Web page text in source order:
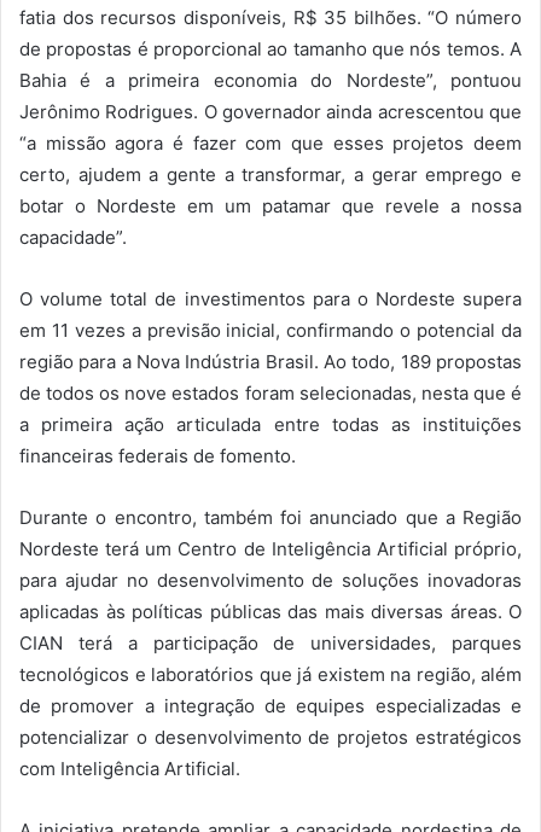
fatia dos recursos disponíveis, R$ 35 bilhões. “O número
de propostas é proporcional ao tamanho que nós temos. A
Bahia é a primeira economia do Nordeste”, pontuou
Jerônimo Rodrigues. O governador ainda acrescentou que
“a missão agora é fazer com que esses projetos deem
certo, ajudem a gente a transformar, a gerar emprego e
botar o Nordeste em um patamar que revele a nossa
capacidade”.
O volume total de investimentos para o Nordeste supera
em 11 vezes a previsão inicial, confirmando o potencial da
região para a Nova Indústria Brasil. Ao todo, 189 propostas
de todos os nove estados foram selecionadas, nesta que é
a primeira ação articulada entre todas as instituições
financeiras federais de fomento.
Durante o encontro, também foi anunciado que a Região
Nordeste terá um Centro de Inteligência Artificial próprio,
para ajudar no desenvolvimento de soluções inovadoras
aplicadas às políticas públicas das mais diversas áreas. O
CIAN terá a participação de universidades, parques
tecnológicos e laboratórios que já existem na região, além
de promover a integração de equipes especializadas e
potencializar o desenvolvimento de projetos estratégicos
com Inteligência Artificial.